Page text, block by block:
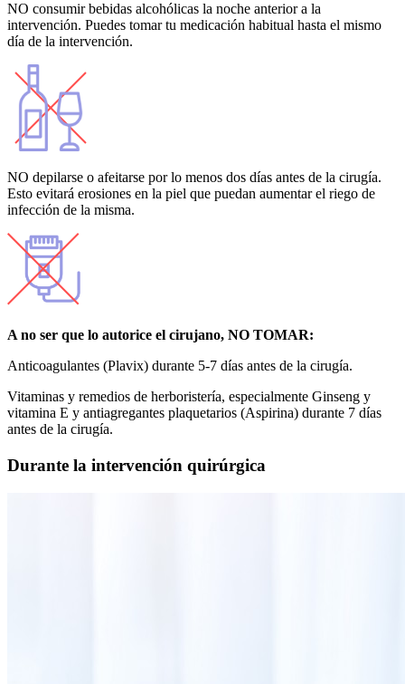
NO consumir bebidas alcohólicas la noche anterior a la
intervención. Puedes tomar tu medicación habitual hasta el mismo
día de la intervención.
NO depilarse o afeitarse por lo menos dos días antes de la cirugía.
Esto evitará erosiones en la piel que puedan aumentar el riego de
infección de la misma.
A no ser que lo autorice el cirujano, NO TOMAR:
Anticoagulantes (Plavix) durante 5-7 días antes de la cirugía.
Vitaminas y remedios de herboristería, especialmente Ginseng y
vitamina E y antiagregantes plaquetarios (Aspirina) durante 7 días
antes de la cirugía.
Durante la intervención quirúrgica